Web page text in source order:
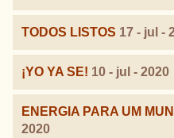
TODOS LISTOS 17 - jul -
¡YO YA SE! 10 - jul - 2020
ENERGIA PARA UM
2020